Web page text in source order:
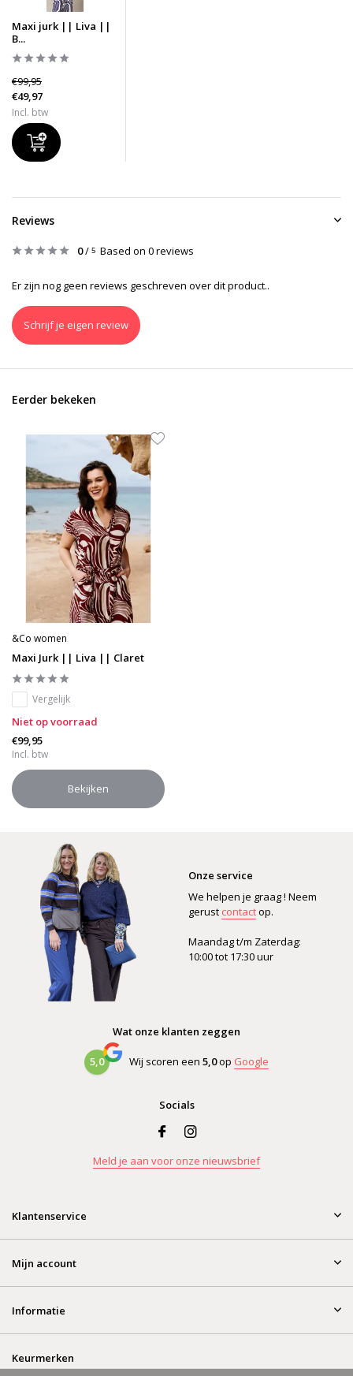
Maxi jurk || Liva ||
B...
€99,95
€49,97
Incl. btw
Reviews
0/ 5 Based on 0 reviews
Er zijn nog geen reviews geschreven over dit product..
Schrijf je eigen review
Eerder bekeken
&Co women
Maxi Jurk || Liva || Claret
Vergelijk
Niet op voorraad
€99,95
Incl. btw
Bekijken
Onze service
We helpen je graag ! Neem
gerust contactop.
Maandag t/m Zaterdag:
10:00 tot 17:30 uur
Wat onze klanten zeggen
5,0 Wij scoren een 5,0op Google
Socials
Meld je aan voor onze nieuwsbrief
Klantenservice
Mijn account
Informatie
Keurmerken